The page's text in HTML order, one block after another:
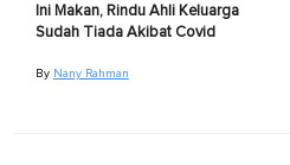
Ini Makan, Rindu Ahli Keluarga
Sudah Tiada Akibat Covid
By Nany Rahman